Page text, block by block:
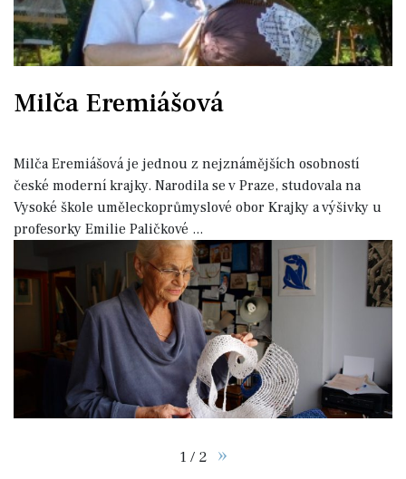
Milča Eremiášová
Milča Eremiášová je jednou z nejznámějších osobností
české moderní krajky. Narodila se v Praze, studovala na
Vysoké škole uměleckoprůmyslové obor Krajky a výšivky u
profesorky Emilie Paličkové ...
1 / 2 »